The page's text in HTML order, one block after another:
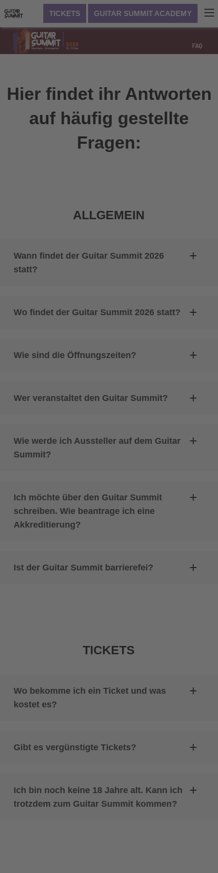
TICKETS GUITAR SUMMIT ACADEMY
Hier findet ihr Antworten
auf häufig gestellte
Fragen:
ALLGEMEIN
Wann findet der Guitar Summit 2026
statt?
Wo findet der Guitar Summit 2026 statt?
Wie sind die Öffnungszeiten?
Wer veranstaltet den Guitar Summit?
Wie werde ich Aussteller auf dem Guitar
Summit?
Ich möchte über den Guitar Summit
schreiben. Wie beantrage ich eine
Akkreditierung?
Ist der Guitar Summit barrierefei?
TICKETS
Wo bekomme ich ein Ticket und was
kostet es?
Gibt es vergünstigte Tickets?
Ich bin noch keine 18 Jahre alt. Kann ich
trotzdem zum Guitar Summit kommen?